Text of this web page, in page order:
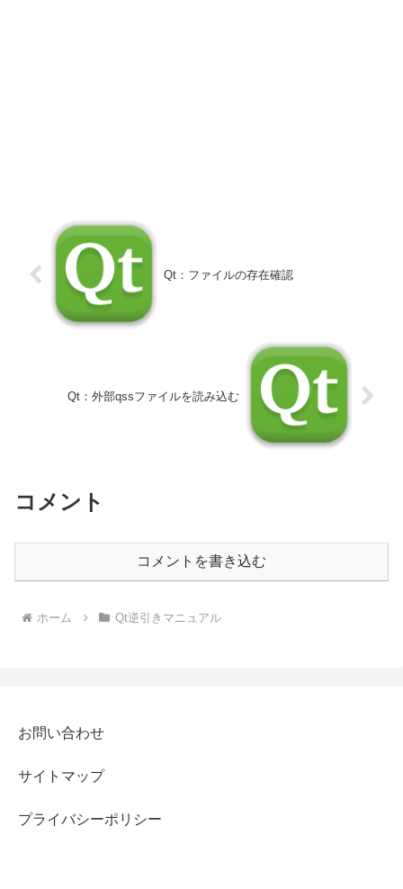
Qt：ファイルの存在確認
Qt：外部qssファイルを読み込む
コメント
コメントを書き込む
ホーム Qt逆引きマニュアル
お問い合わせ
サイトマップ
プライバシーポリシー